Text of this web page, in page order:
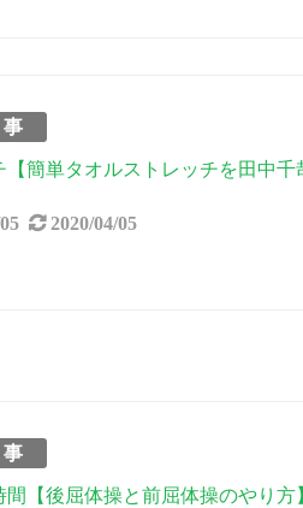
【簡単タオルストレッチを田中千
2020/04/05
【後屈体操と前屈体操のやり方】